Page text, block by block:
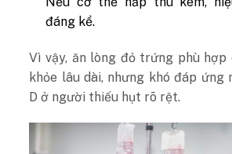
đáng kể.
Vì vậy, ăn lòng đỏ trứng phù
khỏe lâu dài, nhưng khó đáp ứng
D ở người thiếu hụt rõ rệt.